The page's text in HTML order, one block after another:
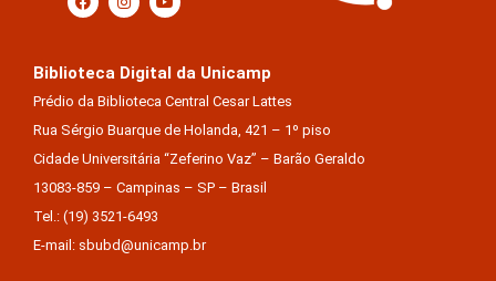
Biblioteca Digital da Unicamp
Prédio da Biblioteca Central Cesar Lattes
Rua Sérgio Buarque de Holanda, 421 – 1º piso
Cidade Universitária “Zeferino Vaz” – Barão Geraldo
13083-859 – Campinas – SP – Brasil
Tel.: (19) 3521-6493
E-mail: sbubd@unicamp.br